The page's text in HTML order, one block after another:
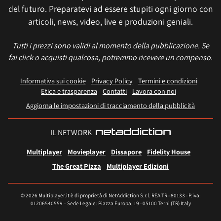
del futuro. Preparatevi ad essere stupiti ogni giorno con
articoli, news, video, live e produzioni geniali.
Tutti i prezzi sono validi al momento della pubblicazione. Se
fai click o acquisti qualcosa, potremmo ricevere un compenso.
Informativa sui cookie Privacy Policy
Termini e condizioni
Etica e trasparenza Contatti
Lavora con noi
Aggiorna le impostazioni di tracciamento della pubblicità
IL NETWORK
Multiplayer Movieplayer Dissapore
Fidelity House
The Great Pizza
Multiplayer Edizioni
© 2026 Multiplayer.it è di proprietà di NetAddiction S.r.l. REA TR - 80133 - P.iva:
01206540559 – Sede Legale: Piazza Europa, 19 - 05100 Terni (TR) Italy